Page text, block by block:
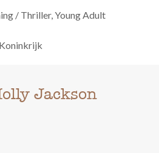
/ Thriller, Young Adult
Jackson